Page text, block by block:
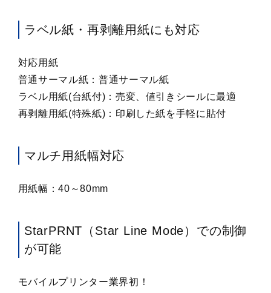
ラベル紙・再剥離用紙にも対応
対応用紙
普通サーマル紙：普通サーマル紙
ラベル用紙(台紙付)：売変、値引きシールに最適
再剥離用紙(特殊紙)：印刷した紙を手軽に貼付
マルチ用紙幅対応
用紙幅：40～80mm
StarPRNT（Star Line Mode）での制御
が可能
モバイルプリンター業界初！